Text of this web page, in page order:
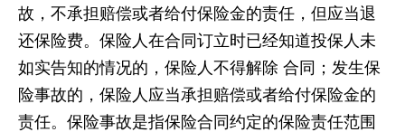
故，不承担赔偿或者给付保险金的责任，但应当退
还保险费。保险人在合同订立时已经知道投保人未
如实告知的情况的，保险人不得解除 合同；发生保
险事故的，保险人应当承担赔偿或者给付保险金的
责任。保险事故是指保险合同约定的保险责任范围